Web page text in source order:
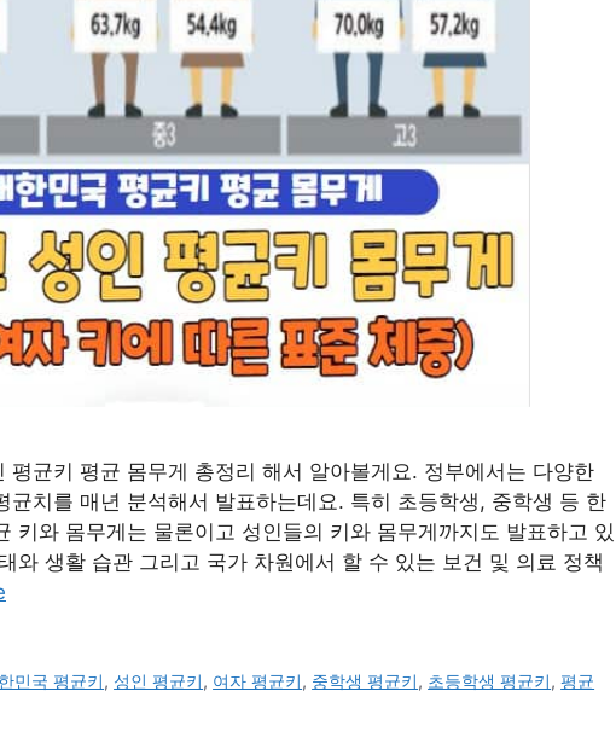
평균키 평균 몸무게 총정리 해서 알아볼게요. 정부에서는 다양한
균치를 매년 분석해서 발표하는데요. 특히 초등학생, 중학생 등 한
키와 몸무게는 물론이고 성인들의 키와 몸무게까지도 발표하고 있
와 생활 습관 그리고 국가 차원에서 할 수 있는 보건 및 의료 정책
민국 평균키, 성인 평균키, 여자 평균키, 중학생 평균키, 초등학생 평균키,평균